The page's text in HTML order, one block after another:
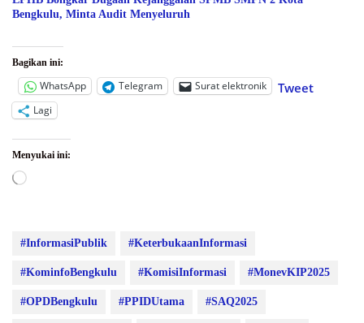
Bengkulu, Minta Audit Menyeluruh
Bagikan ini:
WhatsApp Telegram Surat elektronik Tweet
Lagi
Menyukai ini:
Memuat...
#InformasiPublik #KeterbukaanInformasi
#KominfoBengkulu #KomisiInformasi #MonevKIP2025
#OPDBengkulu #PPIDUtama #SAQ2025